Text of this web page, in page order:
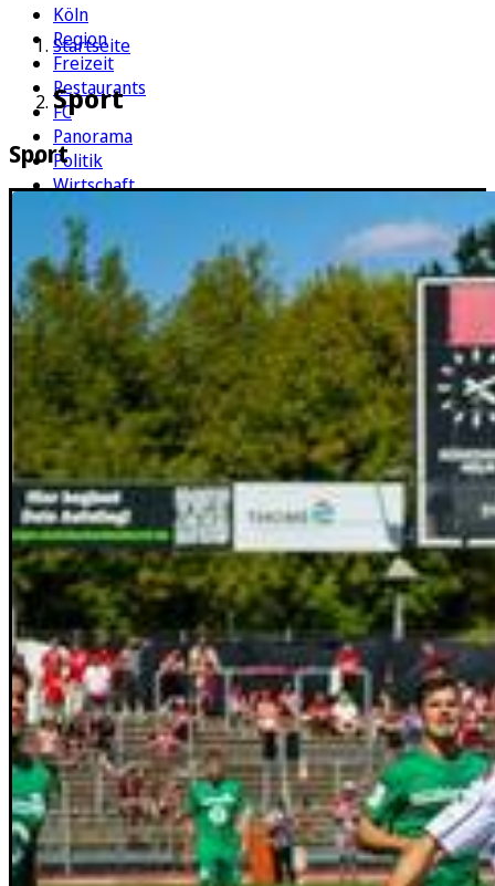
Köln
Region
Freizeit
Restaurants
FC
Panorama
Politik
Wirtschaft
Kultur
Rätsel
Newsletter
E-Paper
Startseite
Sport
Sport